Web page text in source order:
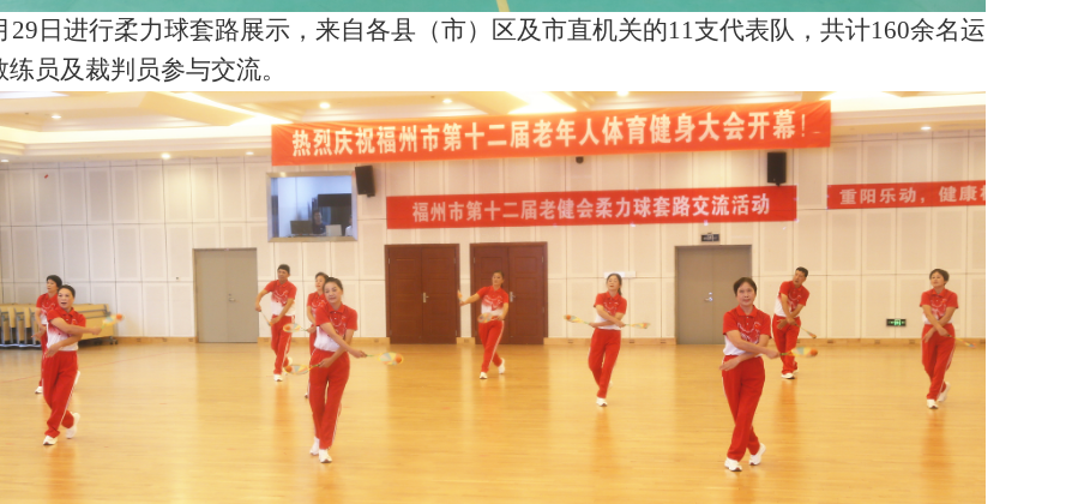
29日进行柔力球套路展示，来自各县（市）区及市直机关的11支代表队，共计160余名运
员及裁判员参与交流。